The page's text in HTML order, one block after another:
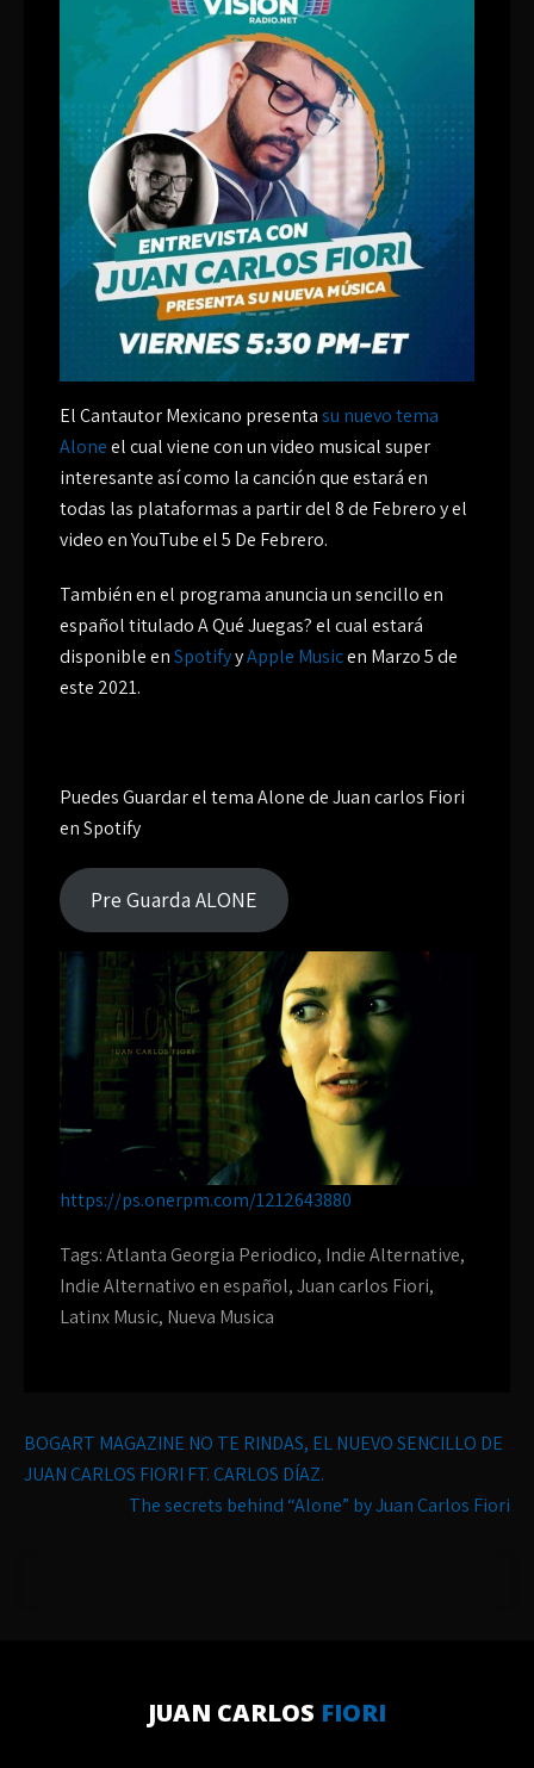
El Cantautor Mexicano presentasu nuevo tema
Aloneel cual viene con un video musical super
interesante así como la canción que estará en
todas las plataformas a partir del 8 de Febrero y el
video en YouTube el 5 De Febrero.
También en el programa anuncia un sencillo en
español titulado A Qué Juegas? el cual estará
disponible enSpotifyyApple Musicen Marzo 5 de
este 2021.
Puedes Guardar el tema Alone de Juan carlos Fiori
en Spotify
Pre Guarda ALONE
https://ps.onerpm.com/1212643880
Tags:Atlanta Georgia Periodico, Indie Alternative,
Indie Alternativo en español,Juan carlos Fiori,
Latinx Music, Nueva Musica
Post
navigation
BOGART MAGAZINE NO TE RINDAS, EL NUEVO SENCILLO DE
JUAN CARLOS FIORI FT. CARLOS DÍAZ.
The secrets behind “Alone” by Juan Carlos Fiori
JUAN CARLOS FIORI